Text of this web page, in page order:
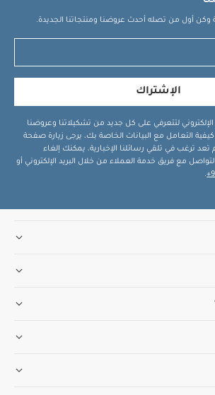
وكن أول من تصله أحدث عروضنا ومنتجاتنا الجديدة.
الإشتراك
الإلكتروني لتتعرفي على كل جديد من تشكيلاتنا وعروضنا
التعامل مع البيانات الخاصة بك، يرجى زيارة صفحة
تعد ترغب في تلقي رسائلنا الإخبارية، يمكنك إلغاء
مع فريق خدمة العملاء من خلال البريد الإلكتروني أو
.